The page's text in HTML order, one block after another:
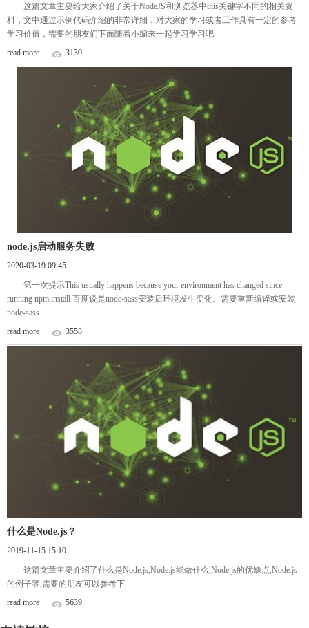
这篇文章主要给大家介绍了关于NodeJS和浏览器中this关键字不同的相关资
料，文中通过示例代码介绍的非常详细，对大家的学习或者工作具有一定的参考
学习价值，需要的朋友们下面随着小编来一起学习学习吧
read more
3130
node.js启动服务失败
2020-03-19 09:45
第一次提示This usually happens because your environment has changed since
running npm install 百度说是node-sass安装后环境发生变化。需要重新编译或安装
node-sass
read more
3558
什么是Node.js？
2019-11-15 15:10
这篇文章主要介绍了什么是Node.js,Node.js能做什么,Node.js的优缺点,Node.js
的例子等,需要的朋友可以参考下
read more
5639